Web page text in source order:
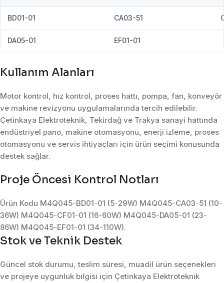
BD01-01 CA03-51
DA05-01 EF01-01
Kullanım Alanları
Motor kontrol, hız kontrol, proses hattı, pompa, fan, konveyör
ve makine revizyonu uygulamalarında tercih edilebilir.
Çetinkaya Elektroteknik, Tekirdağ ve Trakya sanayi hattında
endüstriyel pano, makine otomasyonu, enerji izleme, proses
otomasyonu ve servis ihtiyaçları için ürün seçimi konusunda
destek sağlar.
Proje Öncesi Kontrol Notları
Ürün Kodu M4Q045-BD01-01 (5-29W) M4Q045-CA03-51 (10-
36W) M4Q045-CF01-01 (16-60W) M4Q045-DA05-01 (23-
86W) M4Q045-EF01-01 (34-110W).
Stok ve Teknik Destek
Güncel stok durumu, teslim süresi, muadil ürün seçenekleri
ve projeye uygunluk bilgisi için Çetinkaya Elektroteknik